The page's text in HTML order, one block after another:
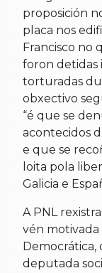
proposición
placa nos
Francisco no
foron detidas
torturadas
obxectivo
“é que se
acontecidos
e que se
loita pola
Galicia e
A PNL
vén motivada
Democrática,
deputada